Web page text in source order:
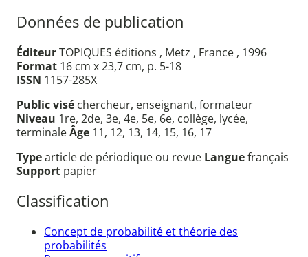
Données de publication
ÉditeurTOPIQUES éditions , Metz , France , 1996
Format 16 cm x 23,7 cm, p. 5-18
ISSN 1157-285X
Public visé chercheur, enseignant, formateur
Niveau 1re, 2de, 3e, 4e, 5e, 6e, collège, lycée,
terminaleÂge 11, 12, 13, 14, 15, 16, 17
Typearticle de périodique ou revue Languefrançais
Support papier
Classification
Concept de probabilité et théorie des
probabilités